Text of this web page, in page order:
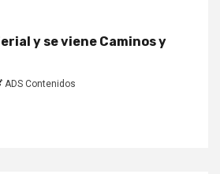
y se viene Caminos y
ADS Contenidos